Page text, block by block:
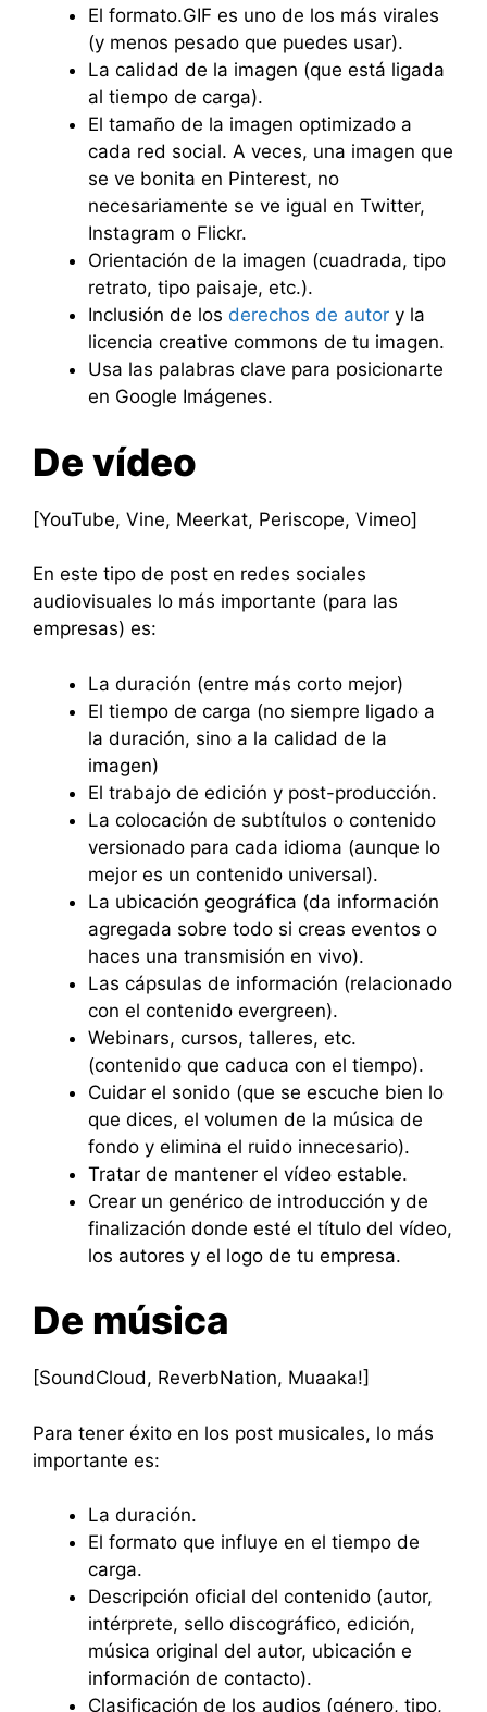
El formato.GIF es uno de los más virales
(y menos pesado que puedes usar).
La calidad de la imagen (que está ligada
al tiempo de carga).
El tamaño de la imagen optimizado a
cada red social. A veces, una imagen que
se ve bonita en Pinterest, no
necesariamente se ve igual en Twitter,
Instagram o Flickr.
Orientación de la imagen (cuadrada, tipo
retrato, tipo paisaje, etc.).
Inclusión de los derechos de autor y la
licencia creative commons de tu imagen.
Usa las palabras clave para posicionarte
en Google Imágenes.
De vídeo
[YouTube, Vine, Meerkat, Periscope, Vimeo]
En este tipo de post en redes sociales
audiovisuales lo más importante (para las
empresas) es:
La duración (entre más corto mejor)
El tiempo de carga (no siempre ligado a
la duración, sino a la calidad de la
imagen)
El trabajo de edición y post-producción.
La colocación de subtítulos o contenido
versionado para cada idioma (aunque lo
mejor es un contenido universal).
La ubicación geográfica (da información
agregada sobre todo si creas eventos o
haces una transmisión en vivo).
Las cápsulas de información (relacionado
con el contenido evergreen).
Webinars, cursos, talleres, etc.
(contenido que caduca con el tiempo).
Cuidar el sonido (que se escuche bien lo
que dices, el volumen de la música de
fondo y elimina el ruido innecesario).
Tratar de mantener el vídeo estable.
Crear un genérico de introducción y de
finalización donde esté el título del vídeo,
los autores y el logo de tu empresa.
De música
[SoundCloud, ReverbNation, Muaaka!]
Para tener éxito en los post musicales, lo más
importante es:
La duración.
El formato que influye en el tiempo de
carga.
Descripción oficial del contenido (autor,
intérprete, sello discográfico, edición,
música original del autor, ubicación e
información de contacto).
Clasificación de los audios (género, tipo,